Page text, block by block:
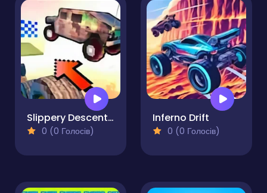
Slippery Descent By Car
0 (0 Голосів)
Inferno Drift
0 (0 Голосів)